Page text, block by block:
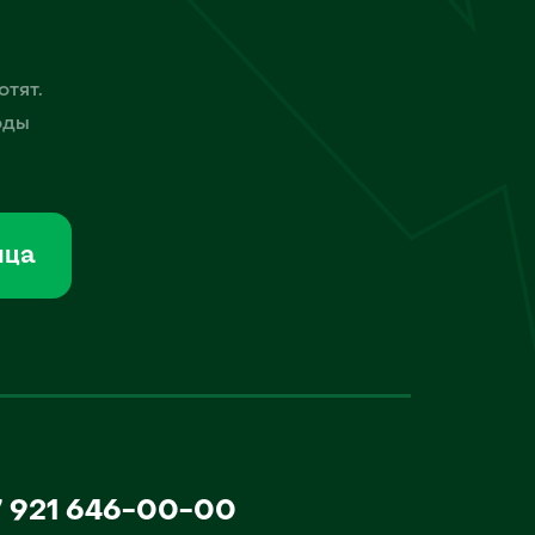
921 646-00-00